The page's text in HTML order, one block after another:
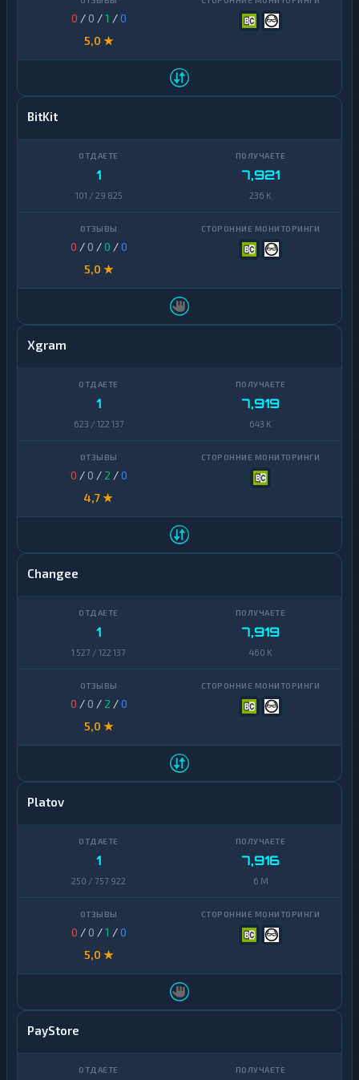
0 / 0 /1 /0
5,0 ★
BitKit
1
101 / 29 825
7,921
236 K
0 / 0 /0 /0
5,0 ★
Xgram
1
623 / 122 137
7,919
643 K
0 / 0 / 2 /0
4,7 ★
Changee
1
1 527 / 122 137
7,919
460 K
0 / 0 / 2 /0
5,0 ★
Platov
1
250 / 757 922
7,916
6 M
0 / 0 /1 /0
5,0 ★
PayStore